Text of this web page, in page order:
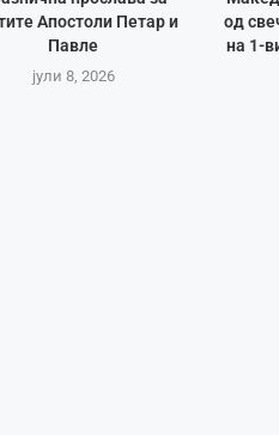
Апостоли Петар и
Павле
јули 8, 2026
од
на 1-